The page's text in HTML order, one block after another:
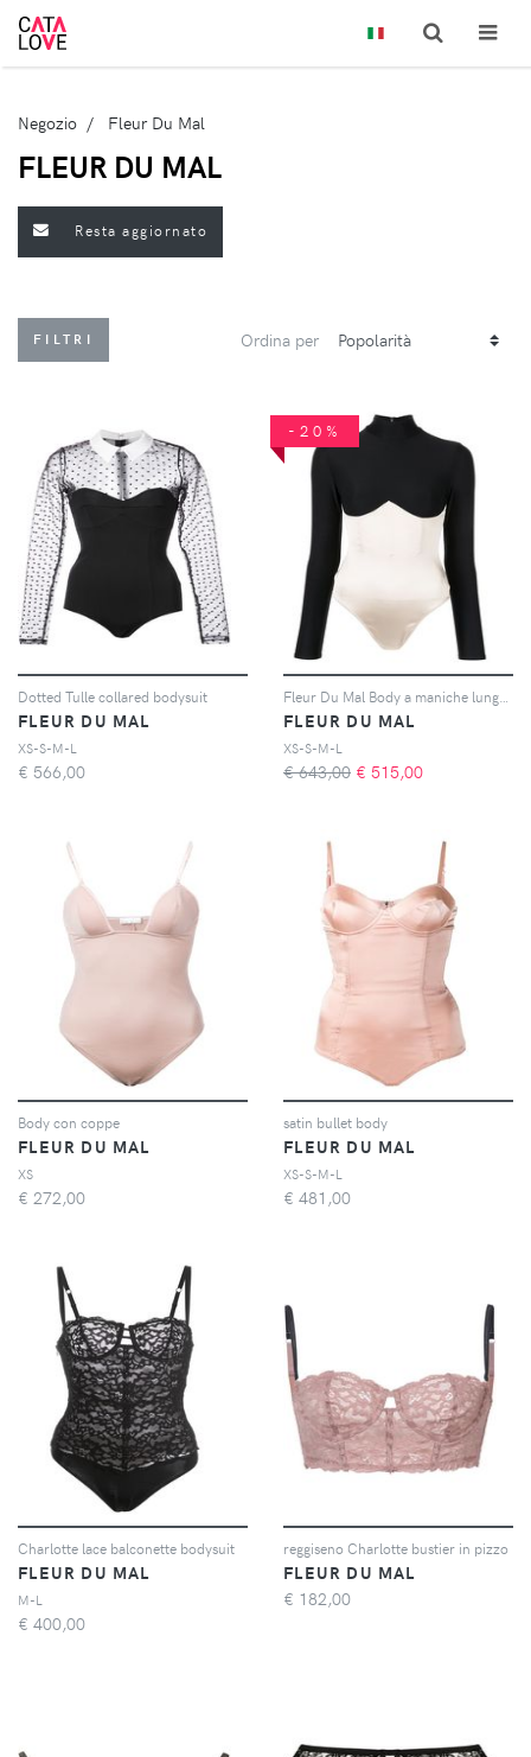
Negozio Fleur Du Mal
FLEUR DU MAL
Resta aggiornato
FILTRI Ordina per
Dotted Tulle collared bodysuit
FLEUR DU MAL
XS-S-M-L
€ 566,00
-20%
FLEUR DU MAL
XS-S-M-L
€ 643,00 € 515,00
Body con coppe
FLEUR DU MAL
XS
€ 272,00
satin bullet body
FLEUR DU MAL
XS-S-M-L
€ 481,00
Charlotte lace balconette bodysuit
FLEUR DU MAL
M-L
€ 400,00
reggiseno Charlotte bustier in pizzo
FLEUR DU MAL
€ 182,00